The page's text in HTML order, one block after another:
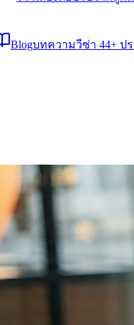
Blogบทความวีซ่า 44+ ป